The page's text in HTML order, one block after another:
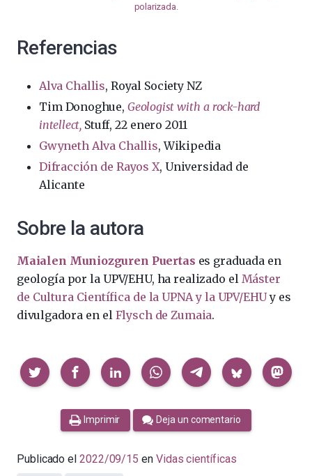
polarizada.
Referencias
Alva Challis, Royal Society NZ
Tim Donoghue, Geologist with a rock-hard
intellect, Stuff, 22 enero 2011
Gwyneth Alva Challis, Wikipedia
Difracción de Rayos X, Universidad de
Alicante
Sobre la autora
Maialen Muniozguren Puertas es graduada en
geología por la UPV/EHU, ha realizado el Máster
de Cultura Científica de la UPNA y la UPV/EHUy es
divulgadora en el Flysch de Zumaia.
Compartir
Imprimir Deja un comentario
Publicado el 2022/09/15 en Vidas científicas